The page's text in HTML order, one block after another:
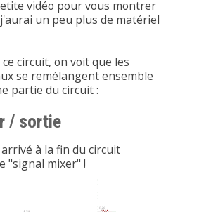
vidéo pour vous montrer
un peu plus de matériel
circuit, on voit que les
se remélangent ensemble
partie du circuit :
/ sortie
à la fin du circuit
"signal mixer" !